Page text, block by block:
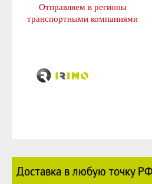
Отправляем в регионы
транспортными компаниями
Доставка в любую точку РФ